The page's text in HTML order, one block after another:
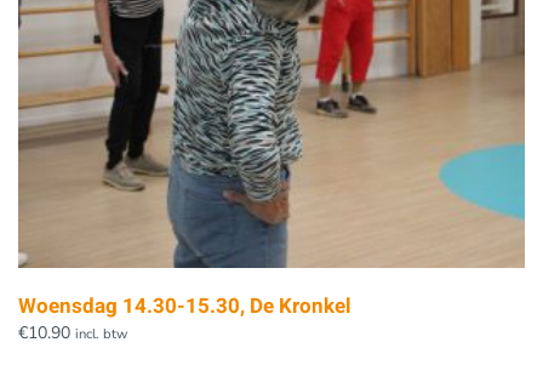
Woensdag 14.30-15.30, De Kronkel
€10.90 incl. btw